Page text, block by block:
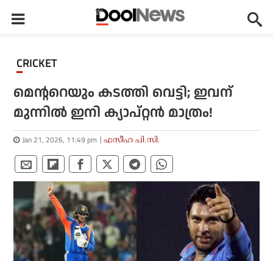
CRICKET
മെന്ററെയും കടത്തി വെട്ടി; ഇവന്
മുന്നില്‍ ഇനി ക്യാപ്റ്റന്‍ മാത്രം!
Jan 21, 2026, 11:49 pm ഫസീഹ പി.സി.